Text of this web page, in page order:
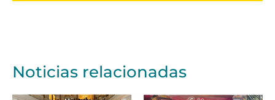
Noticias relacionadas